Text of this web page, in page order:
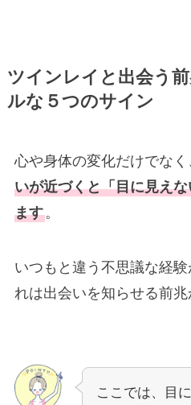
ツインレイと出会う
ルな５つのサイン
心や身体の変化だけでなく
いが近づくと「目に見え
ます。
いつもと違う不思議な経
れは出会いを知らせる前兆
ここでは、目